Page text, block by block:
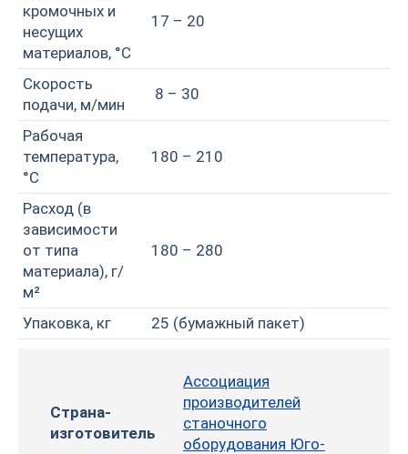
кромочных и
несущих
материалов, °С
17 – 20
Скорость
подачи, м/мин
8 – 30
Рабочая
температура,
°С
180 – 210
Расход (в
зависимости
от типа
материала), г/
м²
180 – 280
Упаковка, кг 25 (бумажный пакет)
Страна-
изготовитель
Ассоциация
производителей
станочного
оборудования Юго-